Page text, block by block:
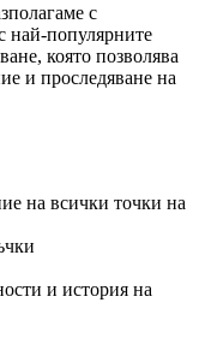
с
най-популярните
която позволява
и проследяване на
на всички точки на
и история на